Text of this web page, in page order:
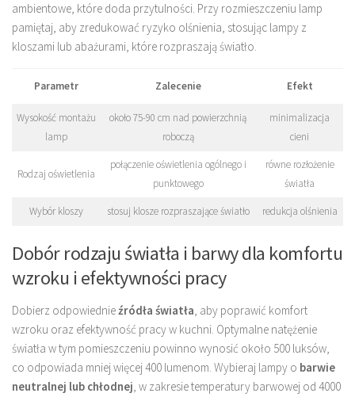
ambientowe, które doda przytulności. Przy rozmieszczeniu lamp
pamiętaj, aby zredukować ryzyko olśnienia, stosując lampy z
kloszami lub abażurami, które rozpraszają światło.
Parametr Zalecenie Efekt
Wysokość montażu
lamp
około 75-90 cm nad powierzchnią
roboczą
minimalizacja
cieni
Rodzaj oświetlenia
połączenie oświetlenia ogólnego i
punktowego
równe rozłożenie
światła
Wybór kloszy stosuj klosze rozpraszające światło redukcja olśnienia
Dobór rodzaju światła i barwy dla komfortu
wzroku i efektywności pracy
Dobierz odpowiednieźródła światła, aby poprawić komfort
wzroku oraz efektywność pracy w kuchni. Optymalne natężenie
światła w tym pomieszczeniu powinno wynosić około 500 luksów,
co odpowiada mniej więcej 400 lumenom. Wybieraj lampy o barwie
neutralnej lub chłodnej, w zakresie temperatury barwowej od 4000